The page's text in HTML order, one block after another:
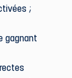
;
gagnant